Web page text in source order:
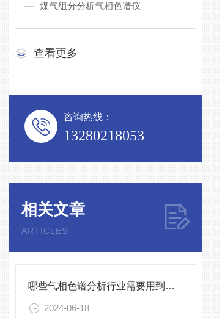
煤气组分分析气相色谱仪
查看更多
咨询热线：
13280218053
相关文章
ARTICLES
哪些气相色谱分析行业需要用到顶空进样器？
2024-06-18